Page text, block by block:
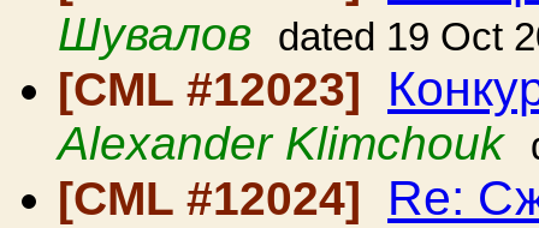
Шувалов dated 19 Oct
[CML #12023]
Alexander Klimchouk
[CML #12024] Re: